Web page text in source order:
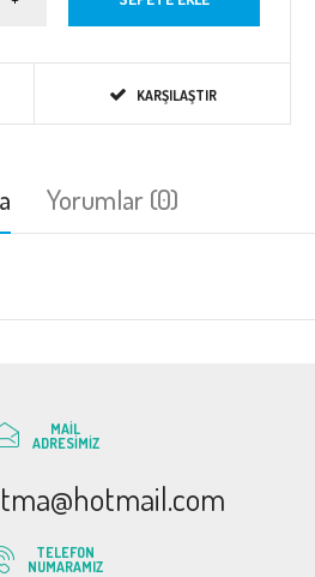
KARŞILAŞTIR
Yorumlar (0)
MAIL
ADRESIMIZ
TELEFON
NUMARAMIZ